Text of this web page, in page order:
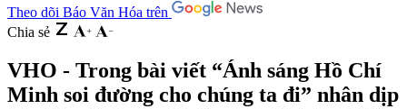
Theo dõi Báo Văn Hóa trên
Chia sẻ
VHO - Trong bài viết “Ánh sáng Hồ Chí
Minh soi đường cho chúng ta đi” nhân dịp